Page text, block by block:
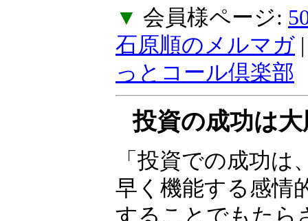
ご不便をおかけし
ん。
▼ 会員様ページ:
石原順のメルマガ
っとコール倶楽部
投資の成功は
る